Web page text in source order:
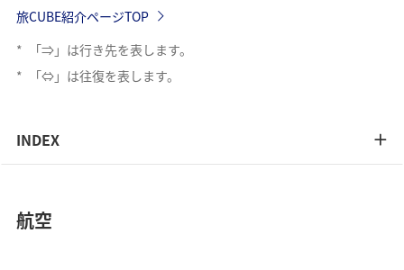
旅CUBE紹介ページTOP
*
「⇒」は行き先を表します。
*
「⇔」は往復を表します。
INDEX
航空